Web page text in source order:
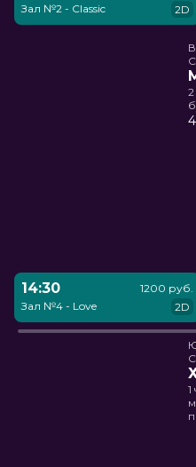
Зал №2 - Classic 2D
2
14:30
Зал №4 - Love
1200 руб.
2D